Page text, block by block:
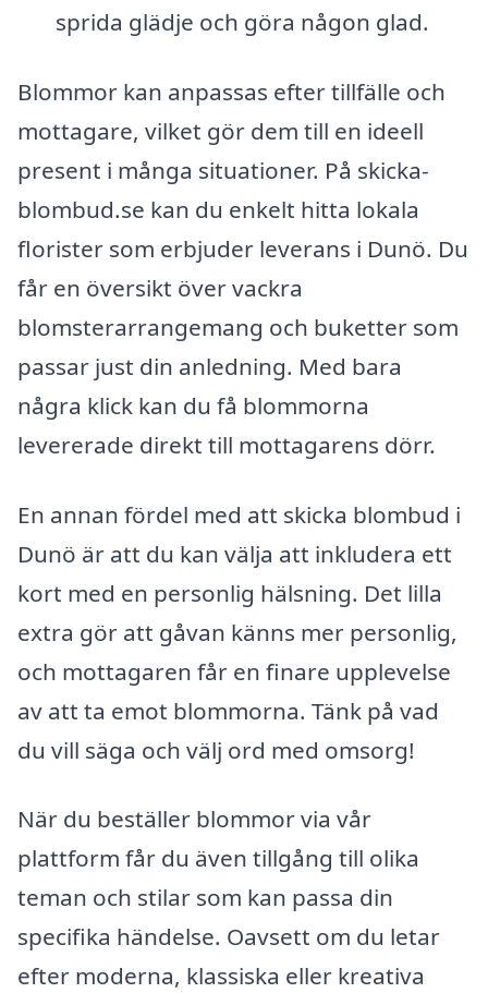
sprida glädje och göra någon glad.
Blommor kan anpassas efter tillfälle och
mottagare, vilket gör dem till en ideell
present i många situationer. På skicka-
blombud.se kan du enkelt hitta lokala
florister som erbjuder leverans i Dunö. Du
får en översikt över vackra
blomsterarrangemang och buketter som
passar just din anledning. Med bara
några klick kan du få blommorna
levererade direkt till mottagarens dörr.
En annan fördel med att skicka blombud i
Dunö är att du kan välja att inkludera ett
kort med en personlig hälsning. Det lilla
extra gör att gåvan känns mer personlig,
och mottagaren får en finare upplevelse
av att ta emot blommorna. Tänk på vad
du vill säga och välj ord med omsorg!
När du beställer blommor via vår
plattform får du även tillgång till olika
teman och stilar som kan passa din
specifika händelse. Oavsett om du letar
efter moderna, klassiska eller kreativa